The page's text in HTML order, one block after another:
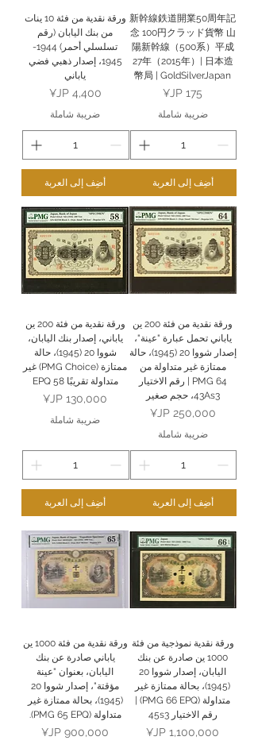
新幹線鉄道開業50周年記
念 100円クラッド貨幣 山
陽新幹線（500系）平成
27年（2015年）| 日本造
幣局 | GoldSilverJapan
السعر
ضريبة شاملة
أضِف إلى العربة
ورقة نقدية من فئة 10 ينات
من بنك اليابان (رقم
تسلسلي أحمر) 1944-
1945، إصدار ذهبي فضي
ياباني
السعر
ضريبة شاملة
أضِف إلى العربة
ورقة نقدية من فئة 200 ين
ياباني تحمل عبارة "عينة"،
إصدار شووا 20 (1945)، حالة
ممتازة غير متداولة من
PMG 64 | رقم الاختيار
43As3، حجم صغير
السعر
ضريبة شاملة
أضِف إلى العربة
ورقة نقدية من فئة 200 ين
ياباني، إصدار بنك اليابان،
شووا 20 (1945)، حالة
ممتازة (PMG Choice) غير
متداولة تقريبًا 58 EPQ
السعر
ضريبة شاملة
أضِف إلى العربة
ورقة نقدية نموذجية من فئة
1000 ين صادرة عن بنك
اليابان، إصدار شووا 20
(1945)، بحالة ممتازة غير
متداولة (PMG 66 EPQ) |
رقم الاختيار 45s3
السعر
ورقة نقدية من فئة 1000 ين
ياباني صادرة عن بنك
اليابان، بعنوان "عينة
مؤقتة"، إصدار شووا 20
(1945)، بحالة ممتازة غير
متداولة (PMG 65 EPQ).
السعر